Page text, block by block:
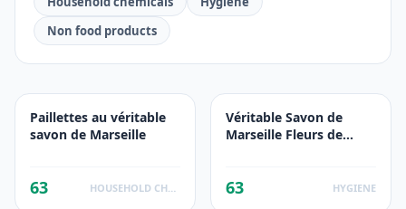
Non food products
Paillettes au véritable
savon de Marseille
63
Véritable Savon de
Marseille Fleurs de
63 HYGIENE